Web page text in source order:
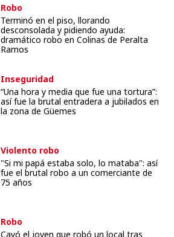
Robo
Terminó en el piso, llorando
desconsolada y pidiendo ayuda:
dramático robo en Colinas de Peralta
Ramos
Inseguridad
“Una hora y media que fue una tortura”:
así fue la brutal entradera a jubilados en
la zona de Güemes
Violento robo
"Si mi papá estaba solo, lo mataba": así
fue el brutal robo a un comerciante de
75 años
Robo
Cayó el joven que robó un local tras